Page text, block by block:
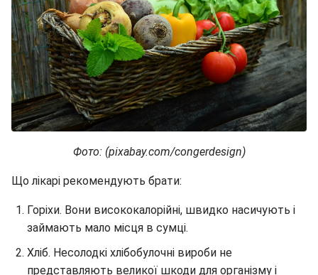
Фото: (pixabay.com/congerdesign)
Що лікарі рекомендують брати:
Горіхи. Вони висококалорійні, швидко насичують і
займають мало місця в сумці.
Хліб. Несолодкі хлібобулочні вироби не
представляють великої шкоди для організму і